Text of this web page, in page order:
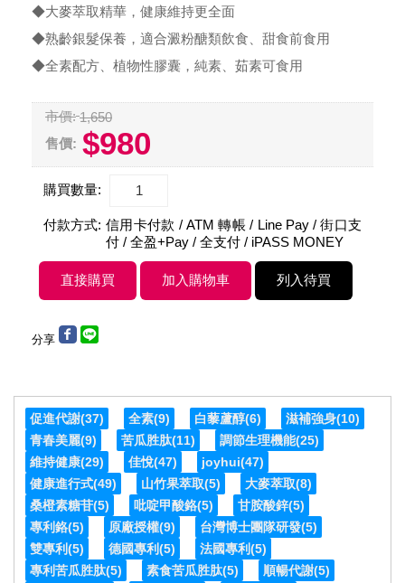
◆大麥萃取精華，健康維持更全面
◆熟齡銀髮保養，適合澱粉醣類飲食、甜食前食用
◆全素配方、植物性膠囊，純素、茹素可食用
市價: 1,650
售價: $980
購買數量:
付款方式: 信用卡付款 / ATM 轉帳 / Line Pay / 街口支
付 / 全盈+Pay / 全支付 / iPASS MONEY
分享
促進代謝(37) 全素(9) 白藜蘆醇(6) 滋補強身(10)
青春美麗(9) 苦瓜胜肽(11) 調節生理機能(25)
維持健康(29) 佳悅(47) joyhui(47)
健康進行式(49) 山竹果萃取(5) 大麥萃取(8)
桑橙素糖苷(5) 吡啶甲酸鉻(5) 甘胺酸鋅(5)
專利鉻(5) 原廠授權(9) 台灣博士團隊研發(5)
雙專利(5) 德國專利(5) 法國專利(5)
專利苦瓜胜肽(5) 素食苦瓜胜肽(5) 順暢代謝(5)